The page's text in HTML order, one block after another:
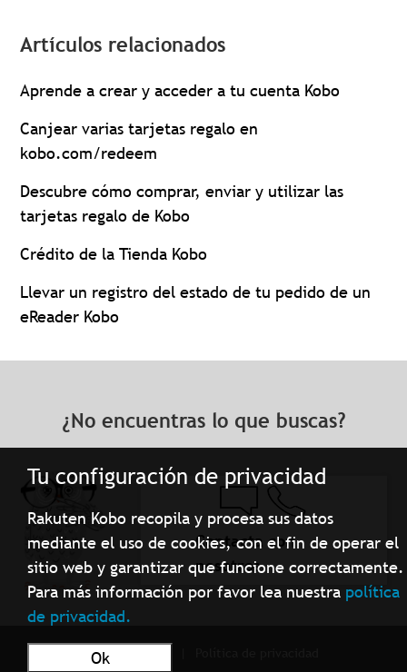
Tu configuración de privacidad
Rakuten Kobo recopila y procesa sus datos
mediante el uso de cookies, con el fin de operar el
sitio web y garantizar que funcione correctamente.
Para más información por favor lea nuestra política
de privacidad.
Ok
Artículos relacionados
Aprende a crear y acceder a tu cuenta Kobo
Canjear varias tarjetas regalo en
kobo.com/redeem
Descubre cómo comprar, enviar y utilizar las
tarjetas regalo de Kobo
Crédito de la Tienda Kobo
Llevar un registro del estado de tu pedido de un
eReader Kobo
¿No encuentras lo que buscas?
Contacta con
nosotros
Términos de Uso